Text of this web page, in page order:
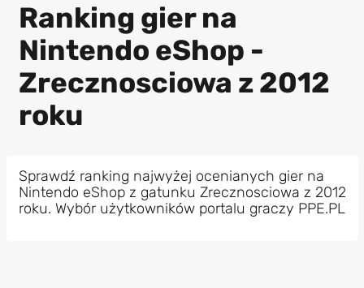
Ranking gier na
Nintendo eShop -
Zrecznosciowa z 2012
roku
Sprawdź ranking najwyżej ocenianych gier na
Nintendo eShop z gatunku Zrecznosciowa z 2012
roku. Wybór użytkowników portalu graczy PPE.PL